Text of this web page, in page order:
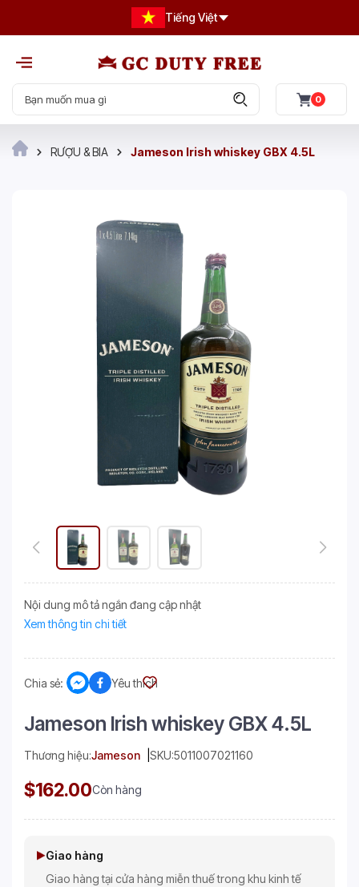
Tiếng Việt
0
RƯỢU & BIA Jameson Irish whiskey GBX 4.5L
Nội dung mô tả ngắn đang cập nhật
Xem thông tin chi tiết
Chia sẻ: Yêu thích
Jameson Irish whiskey GBX 4.5L
Thương hiệu:Jameson SKU:5011007021160
$162.00Còn hàng
Giao hàng
Giao hàng tại cửa hàng miễn thuế trong khu kinh tế